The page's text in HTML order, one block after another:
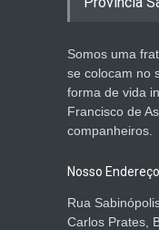
Somos uma
se colocam no
forma de vida
Francisco de
companheiros.
Nosso
Rua
Carlos Prates,